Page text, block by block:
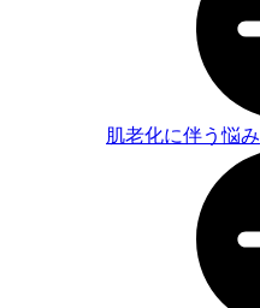
肌老化に伴う悩み